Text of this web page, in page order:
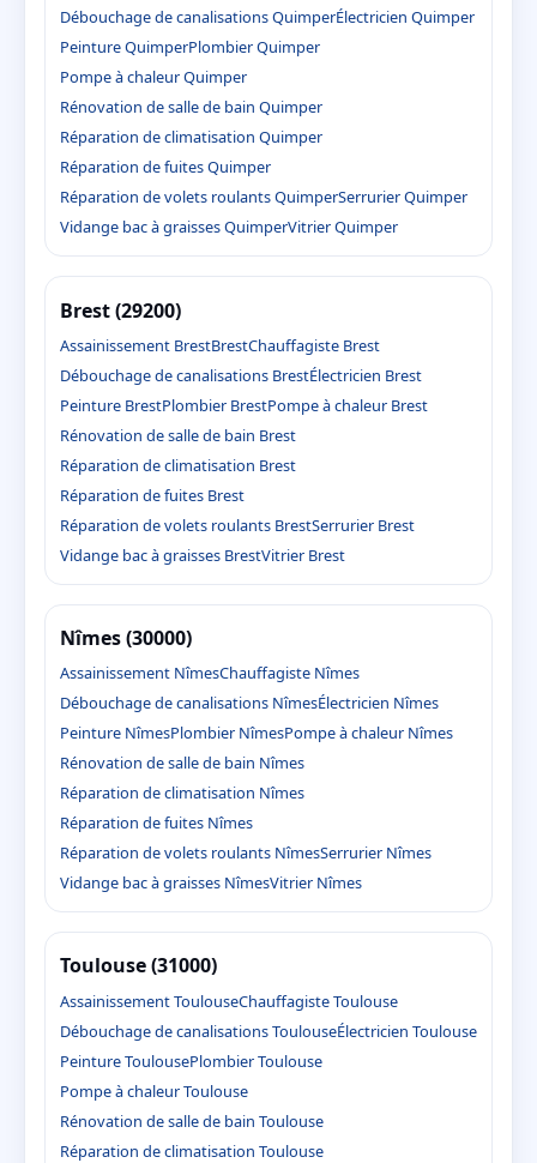
Débouchage de canalisations QuimperÉlectricien Quimper
Peinture QuimperPlombier Quimper
Pompe à chaleur Quimper
Rénovation de salle de bain Quimper
Réparation de climatisation Quimper
Réparation de fuites Quimper
Réparation de volets roulants QuimperSerrurier Quimper
Vidange bac à graisses QuimperVitrier Quimper
Brest (29200)
Assainissement BrestBrestChauffagiste Brest
Débouchage de canalisations BrestÉlectricien Brest
Peinture BrestPlombier BrestPompe à chaleur Brest
Rénovation de salle de bain Brest
Réparation de climatisation Brest
Réparation de fuites Brest
Réparation de volets roulants BrestSerrurier Brest
Vidange bac à graisses BrestVitrier Brest
Nîmes (30000)
Assainissement NîmesChauffagiste Nîmes
Débouchage de canalisations NîmesÉlectricien Nîmes
Peinture NîmesPlombier NîmesPompe à chaleur Nîmes
Rénovation de salle de bain Nîmes
Réparation de climatisation Nîmes
Réparation de fuites Nîmes
Réparation de volets roulants NîmesSerrurier Nîmes
Vidange bac à graisses NîmesVitrier Nîmes
Toulouse (31000)
Assainissement ToulouseChauffagiste Toulouse
Débouchage de canalisations ToulouseÉlectricien Toulouse
Peinture ToulousePlombier Toulouse
Pompe à chaleur Toulouse
Rénovation de salle de bain Toulouse
Réparation de climatisation Toulouse